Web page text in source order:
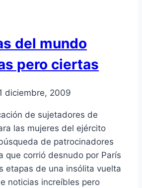
del mundo
pero ciertas
diciembre, 2009
de sujetadores de
las mujeres del ejército
de patrocinadores
que corrió desnudo por Parí­s
etapas de una insólita vuelta
noticias increí­bles pero